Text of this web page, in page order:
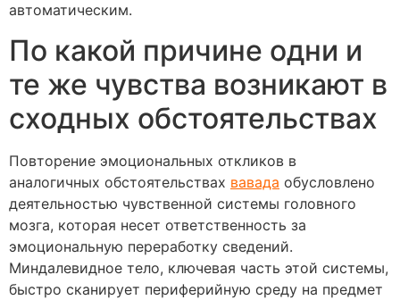
автоматическим.
По какой причине одни и
те же чувства возникают в
сходных обстоятельствах
Повторение эмоциональных откликов в
аналогичных обстоятельствах вавада обусловлено
деятельностью чувственной системы головного
мозга, которая несет ответственность за
эмоциональную переработку сведений.
Миндалевидное тело, ключевая часть этой системы,
быстро сканирует периферийную среду на предмет